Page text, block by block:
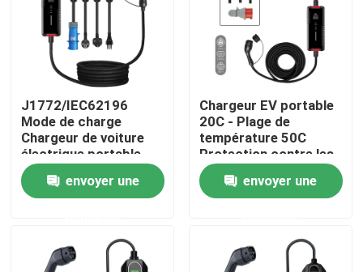
Maison
Produits
J1772/IEC62196
Mode de charge
Chargeur de voiture
électrique portable
avec courant de sortie
de 16A/32Aenvoyer une
Chargeur EV portable
20C - Plage de
température 50C
Protection contre les
surtensions/
circuits/inversion de
polarité
envoyer une